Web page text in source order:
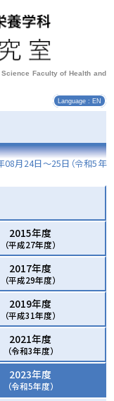
Faculty of Health and
Language : EN
08月24日～25日 （令和5年
2015年度
（平成27年度）
2017年度
（平成29年度）
2019年度
（平成31年度）
2021年度
（令和3年度）
2023年度
（令和5年度）